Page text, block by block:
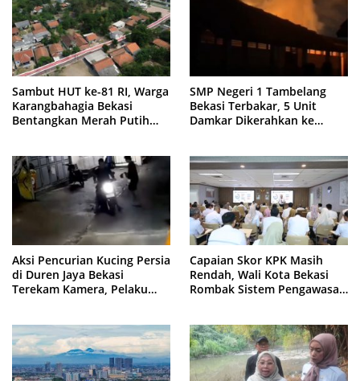
Sambut HUT ke-81 RI, Warga
Karangbahagia Bekasi
Bentangkan Merah Putih
SMP Negeri 1 Tambelang
Bekasi Terbakar, 5 Unit
Damkar Dikerahkan ke
Aksi Pencurian Kucing Persia
di Duren Jaya Bekasi
Terekam Kamera, Pelaku
Capaian Skor KPK Masih
Rendah, Wali Kota Bekasi
Rombak Sistem Pengawasan